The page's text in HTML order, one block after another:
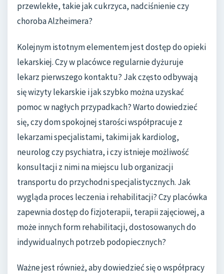
przewlekłe, takie jak cukrzyca, nadciśnienie czy
choroba Alzheimera?
Kolejnym istotnym elementem jest dostęp do opieki
lekarskiej. Czy w placówce regularnie dyżuruje
lekarz pierwszego kontaktu? Jak często odbywają
się wizyty lekarskie i jak szybko można uzyskać
pomoc w nagłych przypadkach? Warto dowiedzieć
się, czy dom spokojnej starości współpracuje z
lekarzami specjalistami, takimi jak kardiolog,
neurolog czy psychiatra, i czy istnieje możliwość
konsultacji z nimi na miejscu lub organizacji
transportu do przychodni specjalistycznych. Jak
wygląda proces leczenia i rehabilitacji? Czy placówka
zapewnia dostęp do fizjoterapii, terapii zajęciowej, a
może innych form rehabilitacji, dostosowanych do
indywidualnych potrzeb podopiecznych?
Ważne jest również, aby dowiedzieć się o współpracy